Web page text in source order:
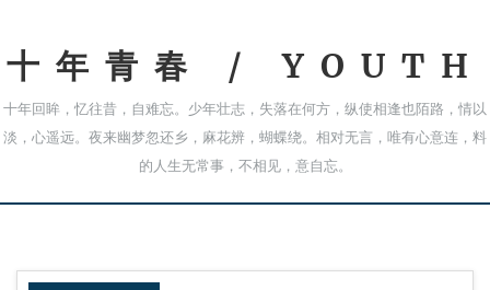
十年青春 / YOUTH
十年回眸，忆往昔，自难忘。少年壮志，失落在何方，纵使相逢也陌路，情以
淡，心遥远。夜来幽梦忽还乡，麻花辨，蝴蝶绕。相对无言，唯有心意连，料
的人生无常事，不相见，意自忘。